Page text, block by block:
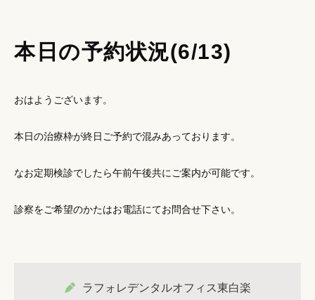
本日の予約状況(6/13)
おはようございます。
本日の治療枠が終日ご予約で混みあっております。
なお定期検診でしたら午前午後共にご案内が可能です。
診察をご希望のかたはお電話にてお問合せ下さい。
ラフォレデンタルオフィス東白楽